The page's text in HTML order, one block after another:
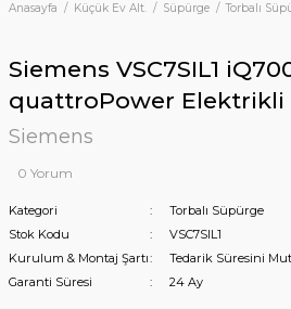
Anasayfa Küçük Ev Alt. Süpürge Torbalı
Siemens VSC7SIL1
quattroPower Elektrikli
Siemens
0 Yorum
Kategori
Torbalı Süpürge
Stok Kodu
VSC7SIL1
Kurulum & Montaj Şartı
Tedarik Süresini
Garanti Süresi
24 Ay